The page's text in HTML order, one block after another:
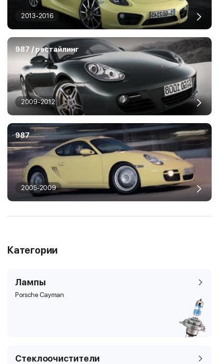
2013-2016
987 / рестайлинг
2009-2012
987
2005-2009
Категории
Лампы
Porsche Cayman
Стеклоочистители